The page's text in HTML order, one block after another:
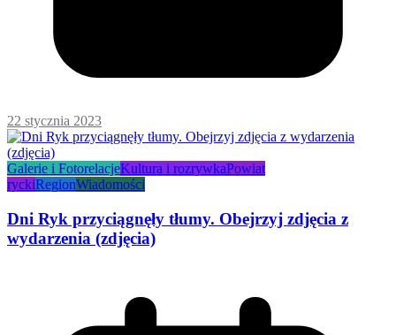
22 stycznia 2023
Galerie i FotorelacjeKultura i rozrywkaPowiat
ryckiRegionWiadomości
Dni Ryk przyciągnęły tłumy. Obejrzyj zdjęcia z
wydarzenia (zdjęcia)